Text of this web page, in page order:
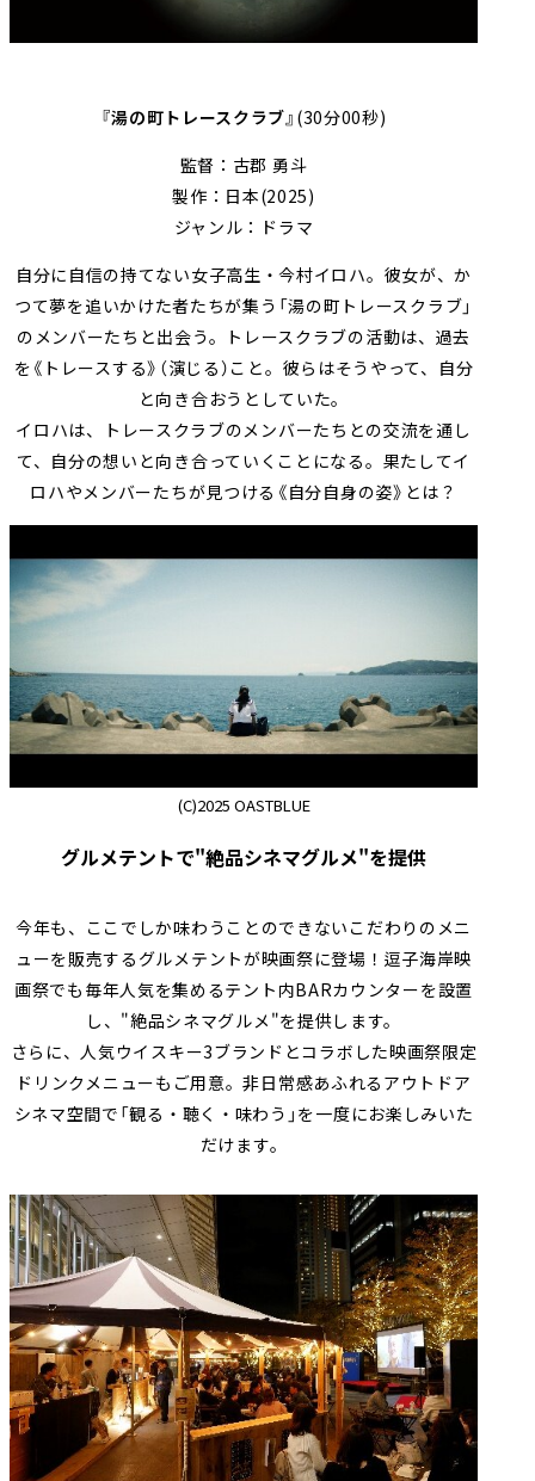
『湯の町トレースクラブ』 (30分00秒)
監督：古郡 勇斗
製作：日本(2025)
ジャンル：ドラマ
自分に自信の持てない女子高生・今村イロハ。彼女が、か
つて夢を追いかけた者たちが集う「湯の町トレースクラブ」
のメンバーたちと出会う。トレースクラブの活動は、過去
を《トレースする》（演じる）こと。彼らはそうやって、自分
と向き合おうとしていた。
イロハは、トレースクラブのメンバーたちとの交流を通し
て、自分の想いと向き合っていくことになる。果たしてイ
ロハやメンバーたちが見つける《自分自身の姿》とは？
(C)2025 OASTBLUE
グルメテントで"絶品シネマグルメ"を提供
今年も、ここでしか味わうことのできないこだわりのメニ
ューを販売するグルメテントが映画祭に登場！逗子海岸映
画祭でも毎年人気を集めるテント内BARカウンターを設置
し、"絶品シネマグルメ"を提供します。
さらに、人気ウイスキー3ブランドとコラボした映画祭限定
ドリンクメニューもご用意。非日常感あふれるアウトドア
シネマ空間で「観る・聴く・味わう」を一度にお楽しみいた
だけます。